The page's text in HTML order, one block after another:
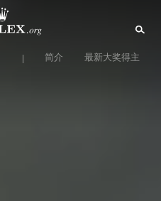
简介 最新大奖得主